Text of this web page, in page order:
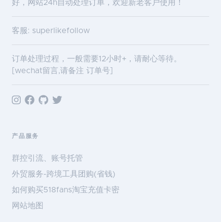
好，网站24h自动处理订单，欢迎新老客户使用！
客服: superlikefollow
订单处理过程，一般需要12小时+，请耐心等待。
[wechat留言,请备注 订单号]
产品服务
群控引流、账号托管
外贸服务-跨境工具团购(省钱)
如何购买518fans淘宝充值卡密
网站地图